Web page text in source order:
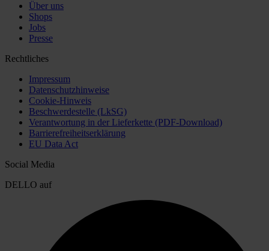
Über uns
Shops
Jobs
Presse
Rechtliches
Impressum
Datenschutzhinweise
Cookie-Hinweis
Beschwerdestelle (LkSG)
Verantwortung in der Lieferkette (PDF-Download)
Barrierefreiheitserklärung
EU Data Act
Social Media
DELLO auf